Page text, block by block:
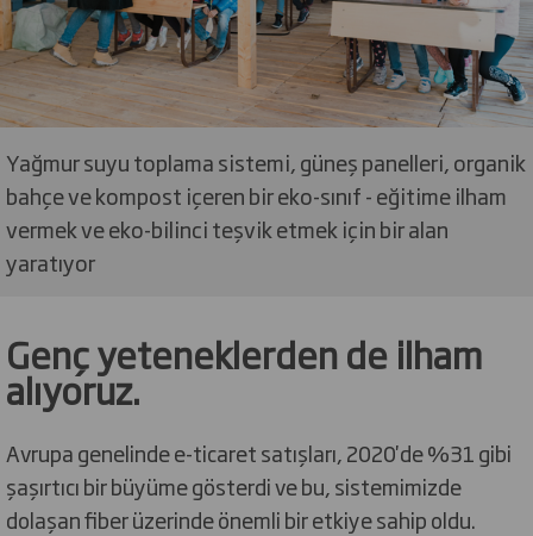
Yağmur suyu toplama sistemi, güneş panelleri, organik
bahçe ve kompost içeren bir eko-sınıf - eğitime ilham
vermek ve eko-bilinci teşvik etmek için bir alan
yaratıyor
Genç yeteneklerden de ilham
alıyoruz.
Avrupa genelinde e-ticaret satışları, 2020'de %31 gibi
şaşırtıcı bir büyüme gösterdi ve bu, sistemimizde
dolaşan fiber üzerinde önemli bir etkiye sahip oldu.